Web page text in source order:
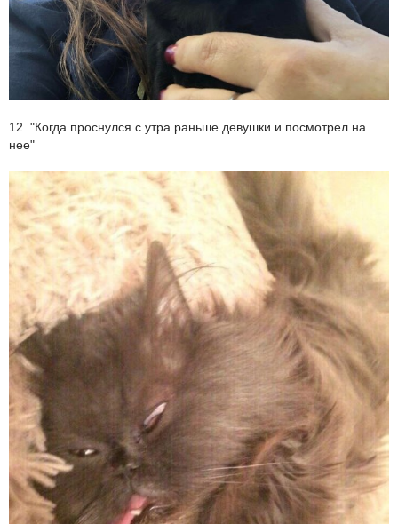
12. "Когда проснулся с утра раньше девушки и посмотрел на
нее"